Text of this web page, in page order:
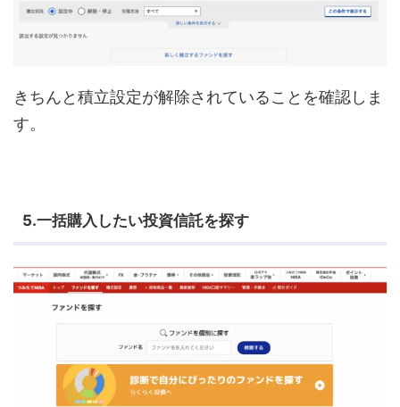
きちんと積立設定が解除されていることを確認しま
す。
5.一括購入したい投資信託を探す